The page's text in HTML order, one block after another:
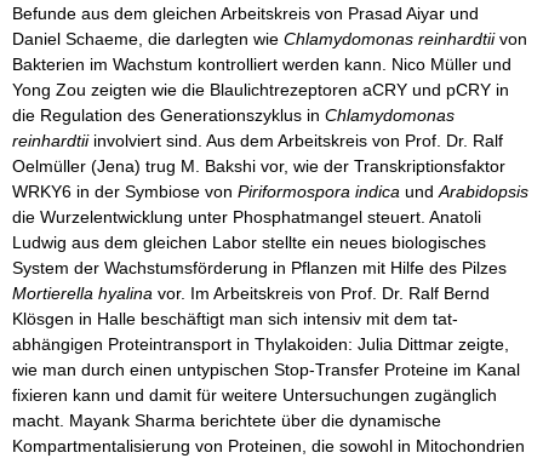
Befunde aus dem gleichen Arbeitskreis von Prasad Aiyar und
Daniel Schaeme, die darlegten wie Chlamydomonas reinhardtiivon
Bakterien im Wachstum kontrolliert werden kann. Nico Müller und
Yong Zou zeigten wie die Blaulichtrezeptoren aCRY und pCRY in
die Regulation des Generationszyklus in Chlamydomonas
reinhardtii involviert sind. Aus dem Arbeitskreis von Prof. Dr. Ralf
Oelmüller (Jena) trug M. Bakshi vor, wie der Transkriptionsfaktor
WRKY6 in der Symbiose von Piriformospora indica undArabidopsis
die Wurzelentwicklung unter Phosphatmangel steuert. Anatoli
Ludwig aus dem gleichen Labor stellte ein neues biologisches
System der Wachstumsförderung in Pflanzen mit Hilfe des Pilzes
Mortierella hyalina vor. Im Arbeitskreis von Prof. Dr. Ralf Bernd
Klösgen in Halle beschäftigt man sich intensiv mit dem tat-
abhängigen Proteintransport in Thylakoiden: Julia Dittmar zeigte,
wie man durch einen untypischen Stop-Transfer Proteine im Kanal
fixieren kann und damit für weitere Untersuchungen zugänglich
macht. Mayank Sharma berichtete über die dynamische
Kompartmentalisierung von Proteinen, die sowohl in Mitochondrien